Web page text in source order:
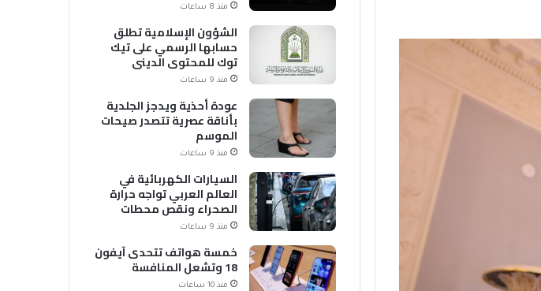
منذ 8 ساعات
الشؤون الإسلامية تطلق
حسابها الرسمي على تيك
توك للمحتوى الديني
منذ 9 ساعات
عودة أحذية ويدجز الجلدية
بأناقة عصرية تتصدر صيحات
الموسم
منذ 9 ساعات
السيارات الكهربائية في
العالم العربي تواجه حرارة
الصحراء ونقص محطات
الشحن
منذ 9 ساعات
خمسة هواتف تتحدى آيفون
18 وتشعل المنافسة
منذ 10 ساعات